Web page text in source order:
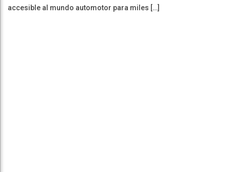
accesible al mundo automotor para miles […]